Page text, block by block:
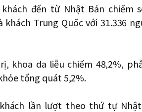
đến từ Nhật Bản chiếm
khách Trung Quốc với 31.336
khoa da liễu chiếm 48,2%,
tổng quát 5,2%.
lần lượt theo thứ tự